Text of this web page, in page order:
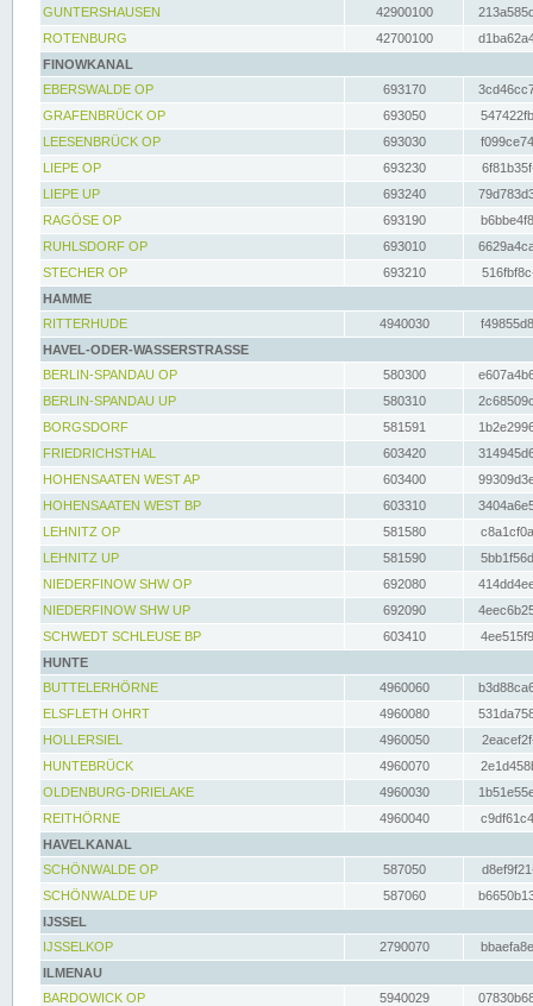
GUNTERSHAUSEN
42900100
ROTENBURG
42700100
FINOWKANAL
EBERSWALDE OP
693170
GRAFENBRÜCK OP
693050
LEESENBRÜCK OP
693030
LIEPE OP
693230
LIEPE UP
693240
RAGÖSE OP
693190
RUHLSDORF OP
693010
STECHER OP
693210
HAMME
RITTERHUDE
4940030
HAVEL-ODER-WASSERSTRASSE
BERLIN-SPANDAU OP
580300
BERLIN-SPANDAU UP
580310
BORGSDORF
581591
FRIEDRICHSTHAL
603420
HOHENSAATEN WEST AP
603400
HOHENSAATEN WEST BP
603310
LEHNITZ OP
581580
LEHNITZ UP
581590
NIEDERFINOW SHW OP
692080
NIEDERFINOW SHW UP
692090
SCHWEDT SCHLEUSE BP
603410
HUNTE
BUTTELERHÖRNE
4960060
ELSFLETH OHRT
4960080
HOLLERSIEL
4960050
HUNTEBRÜCK
4960070
OLDENBURG-DRIELAKE
4960030
REITHÖRNE
4960040
HAVELKANAL
SCHÖNWALDE OP
587050
SCHÖNWALDE UP
587060
IJSSEL
IJSSELKOP
2790070
ILMENAU
BARDOWICK OP
5940029